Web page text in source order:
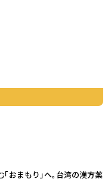
おまもり」へ。台湾の漢方薬